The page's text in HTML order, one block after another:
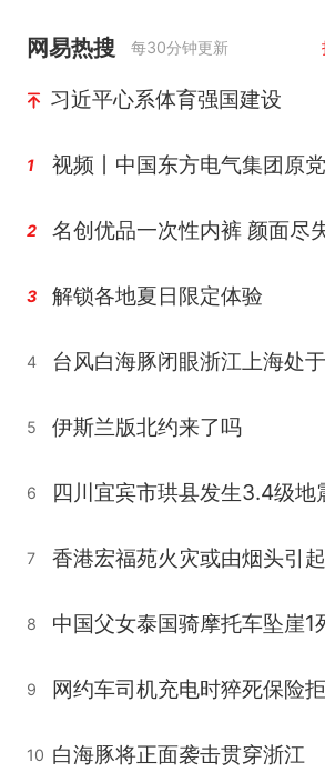
网易热搜 每30分钟更新
习近平心系体育强国建设
1
2 名创优品一次性内裤 颜面尽
3 解锁各地夏日限定体验
4
5 伊斯兰版北约来了吗
6 四川宜宾市珙县发生3.4级地
7 香港宏福苑火灾或由烟头引起
8
9 网约车司机充电时猝死保险
10 白海豚将正面袭击贯穿浙江